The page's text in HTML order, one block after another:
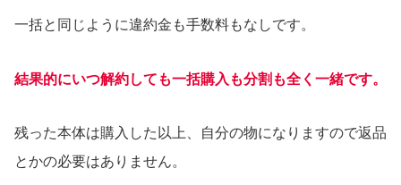
一括と同じように違約金も手数料もなしです。
結果的にいつ解約しても一括購入も分割も全く一緒です。
残った本体は購入した以上、自分の物になりますので返品
とかの必要はありません。